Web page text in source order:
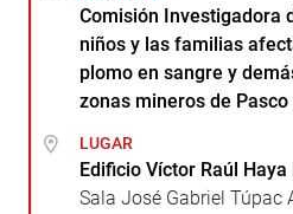
Comisión Investigadora
niños y las familias
plomo en sangre y
zonas mineros de Pasco
LUGAR
Edificio Víctor Raúl Haya
Sala José Gabriel Túpac